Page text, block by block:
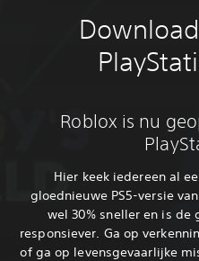
Roblox is nu
Hier keek iedereen al
gloednieuwe PS5-versie
wel 30% sneller en is de
responsiever. Ga op
of ga op levensgevaarlijke